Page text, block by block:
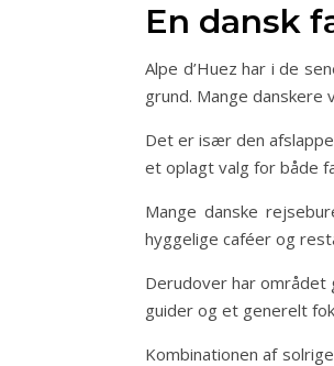
En dansk
Alpe d’Huez har i de
grund. Mange
Det er især den
et oplagt valg for både
Mange danske
hyggelige caféer og
Derudover har området
guider og et generelt
Kombinationen af